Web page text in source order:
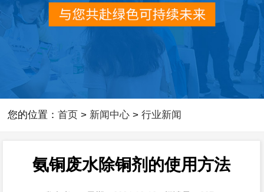
您的位置：首页 > 新闻中心 >行业新闻
氨铜废水除铜剂的使用方法